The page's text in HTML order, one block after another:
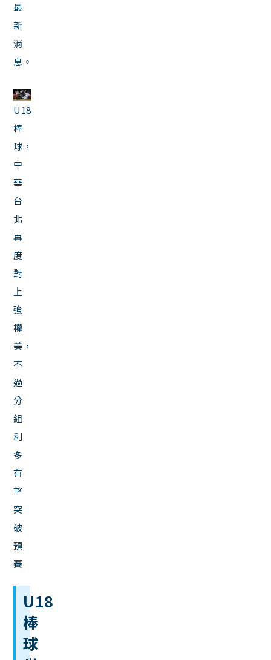
最
新
消
息。
U18
棒
球，
中
華
台
北
再
度
對
上
強
權
美，
不
過
分
組
利
多
有
望
突
破
預
賽
U18
棒
球